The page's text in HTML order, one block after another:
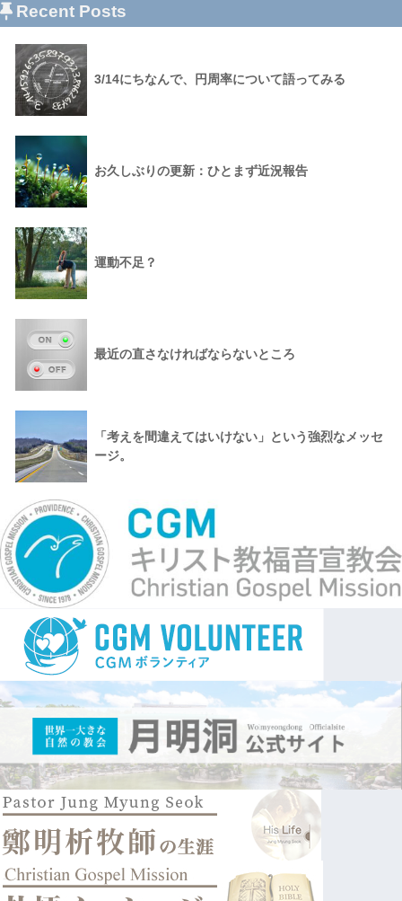
Recent Posts
3/14にちなんで、円周率について語ってみる
お久しぶりの更新：ひとまず近況報告
運動不足？
最近の直さなければならないところ
「考えを間違えてはいけない」という強烈なメッセ
ージ。